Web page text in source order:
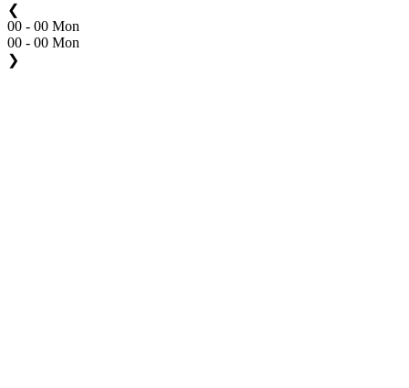
❮
00 - 00 Mon
00 - 00 Mon
❯